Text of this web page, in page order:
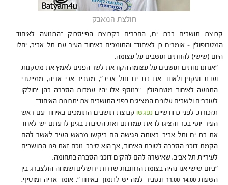
חולצת המאבק
קבוצת תושבים בבת ים, החברים בקבוצת הפייסבוק "התנועה לאיחוד
המטרופולין – אומרים כן לאיחוד" והתומכים באיחוד העיר עם תל אביב, יחלו
היום (שישי) להחתים תושבים על עצומה.
"אנחנו נחתים תושבים על עצומה הקוראת לשר הפנים לאמץ את מסקנות
ועדת ועקנין ולאחד את בת ים ותל אביב", מסביר אבי אריה, ממייסדי
התנועה לאיחוד מטרופולין. "בנוסף אלו יהיו עמדות הסברה בהן יחולקו
לעוברים ולשבים עלונים המציגים בפני התושבים את יתרונות האיחוד".
תזכורת: לפני כחודשיים נפגשו קבוצת תושבים התומכים באיחוד עם ראש
העיר יוסי בכר והציגו לו את עמדתם ואת הסיבות בגינן לדעתם יש לאחד
את בת ים ותל אביב. באותה פגישה הם ביקשו מראש העיר לאשר להם
הקמת דוכני הסברה לטובת האיחוד, אך הוא סירב. נוכח זאת פנו התושבים
לעיריית תל אביב, שאישרה להם להקים דוכני הסברה בתחומה.
"ביום שישי אנו נהיה בצומת הרחובות שדרות ירושלים ושמחה הולצברג בין
השעות 11:00-14:00 ונסביר למה יש לתמוך באיחוד", אומר אריה ומוסיף: